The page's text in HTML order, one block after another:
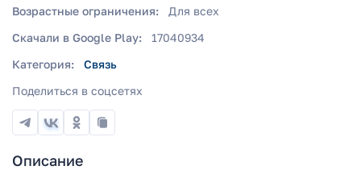
Возрастные ограничения:
Для всех
Скачали в Google Play:
17040934
Категория:
Связь
Поделиться в соцсетях
Описание